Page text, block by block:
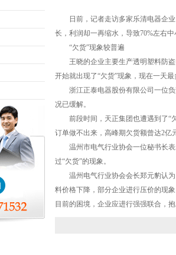
日前，记者走访多家乐清电器企业
长，利润却一再缩水，导致70%左右
“欠货”现象较普遍
王晓的企业主要生产透明塑料防盗
开始就出现了“欠货”现象，现在一天
浙江正泰电器股份有限公司一位负
况已缓解。
前段时间，天正集团也遭遇到了“欠
订单做不出来，高峰期欠货额曾达2亿
温州市电气行业协会一位秘书长表
过“欠货”的现象。
温州电气行业协会会长郑元豹认为
料价格下降，部分企业进行压价的现
目前的困境，企业应进行强强联合，